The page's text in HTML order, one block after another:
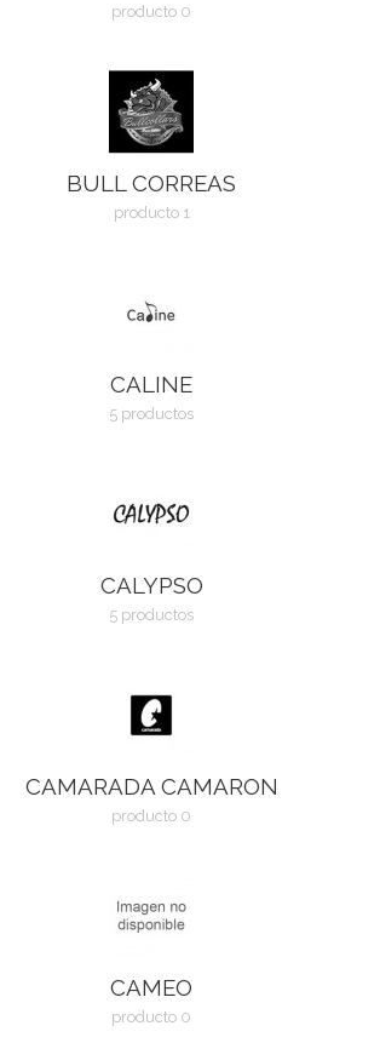
producto 0
BULL CORREAS
producto 1
CALINE
5 productos
CALYPSO
5 productos
CAMARADA CAMARON
producto 0
CAMEO
producto 0